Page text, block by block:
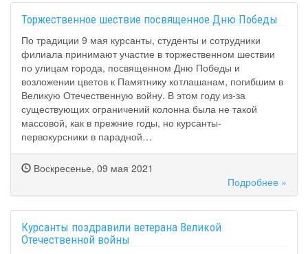
Торжественное шествие посвященное Дню Победы
По традиции 9 мая курсанты, студенты и сотрудники
филиала принимают участие в торжественном шествии
по улицам города, посвященном Дню Победы и
возложении цветов к Памятнику котлашанам, погибшим в
Великую Отечественную войну. В этом году из-за
существующих ограничений колонна была не такой
массовой, как в прежние годы, но курсанты-
первокурсники в парадной…
Воскресенье, 09 мая 2021
Подробнее »
Курсанты поздравили ветерана Великой
Отечественной войны